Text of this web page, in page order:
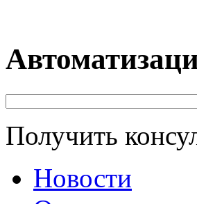
Получить
Новости